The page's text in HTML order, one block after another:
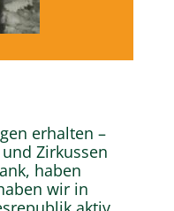
erhalten –
Zirkussen
haben
wir in